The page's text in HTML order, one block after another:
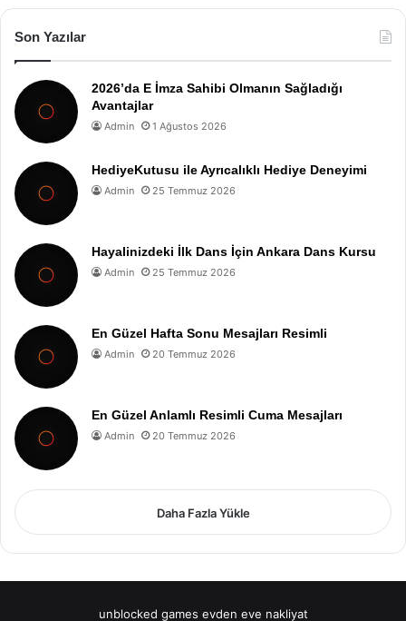
Son Yazılar
2026’da E İmza Sahibi Olmanın Sağladığı
Avantajlar
Admin 1 Ağustos 2026
HediyeKutusu ile Ayrıcalıklı Hediye Deneyimi
Admin 25 Temmuz 2026
Hayalinizdeki İlk Dans İçin Ankara Dans Kursu
Admin 25 Temmuz 2026
En Güzel Hafta Sonu Mesajları Resimli
Admin 20 Temmuz 2026
En Güzel Anlamlı Resimli Cuma Mesajları
Admin 20 Temmuz 2026
Daha Fazla Yükle
unblocked games evden eve nakliyat